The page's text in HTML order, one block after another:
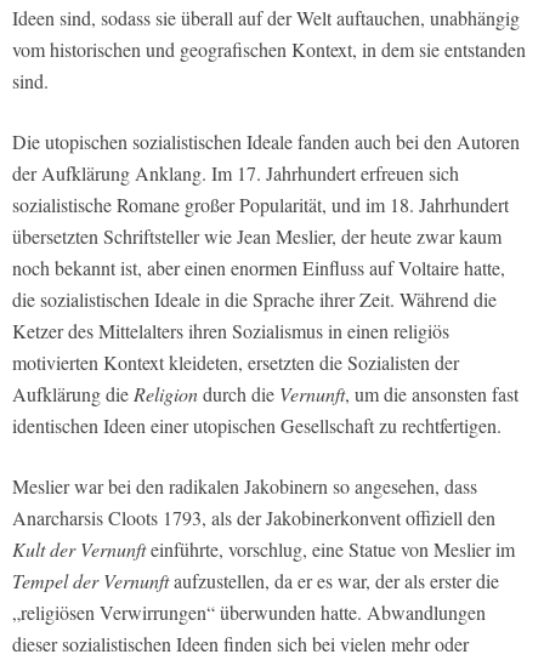
Ideen sind, sodass sie überall auf der Welt auftauchen, unabhängig
vom historischen und geografischen Kontext, in dem sie entstanden
sind.
Die utopischen sozialistischen Ideale fanden auch bei den Autoren
der Aufklärung Anklang. Im 17. Jahrhundert erfreuen sich
sozialistische Romane großer Popularität, und im 18. Jahrhundert
übersetzten Schriftsteller wie Jean Meslier, der heute zwar kaum
noch bekannt ist, aber einen enormen Einfluss auf Voltaire hatte,
die sozialistischen Ideale in die Sprache ihrer Zeit. Während die
Ketzer des Mittelalters ihren Sozialismus in einen religiös
motivierten Kontext kleideten, ersetzten die Sozialisten der
Aufklärung die Religiondurch die Vernunft, um die ansonsten fast
identischen Ideen einer utopischen Gesellschaft zu rechtfertigen.
Meslier war bei den radikalen Jakobinern so angesehen, dass
Anarcharsis Cloots 1793, als der Jakobinerkonvent offiziell den
Kult der Vernunfteinführte, vorschlug, eine Statue von Meslier im
Tempel der Vernunftaufzustellen, da er es war, der als erster die
„religiösen Verwirrungen“ überwunden hatte. Abwandlungen
dieser sozialistischen Ideen finden sich bei vielen mehr oder